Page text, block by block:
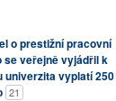
o prestižní pracovní
se veřejně vyjádřil k
univerzita vyplatí 250
21